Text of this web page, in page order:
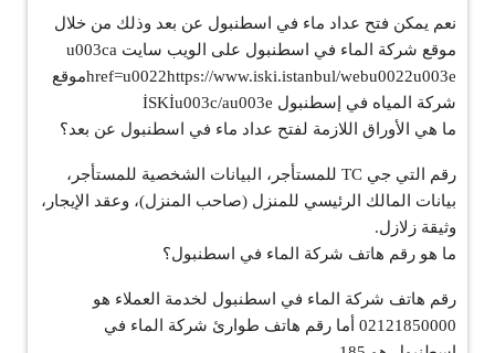
نعم يمكن فتح عداد ماء في اسطنبول عن بعد وذلك من خلال
موقع شركة الماء في اسطنبول على الويب سايت u003ca
href=u0022https://www.iski.istanbul/webu0022u003eموقع
شركة المياه في إسطنبول İSKİu003c/au003e
ما هي الأوراق اللازمة لفتح عداد ماء في اسطنبول عن بعد؟
رقم التي جي TC للمستأجر، البيانات الشخصية للمستأجر،
بيانات المالك الرئيسي للمنزل (صاحب المنزل)، وعقد الإيجار،
وثيقة زلازل.
ما هو رقم هاتف شركة الماء في اسطنبول؟
رقم هاتف شركة الماء في اسطنبول لخدمة العملاء هو
02121850000 أما رقم هاتف طوارئ شركة الماء في